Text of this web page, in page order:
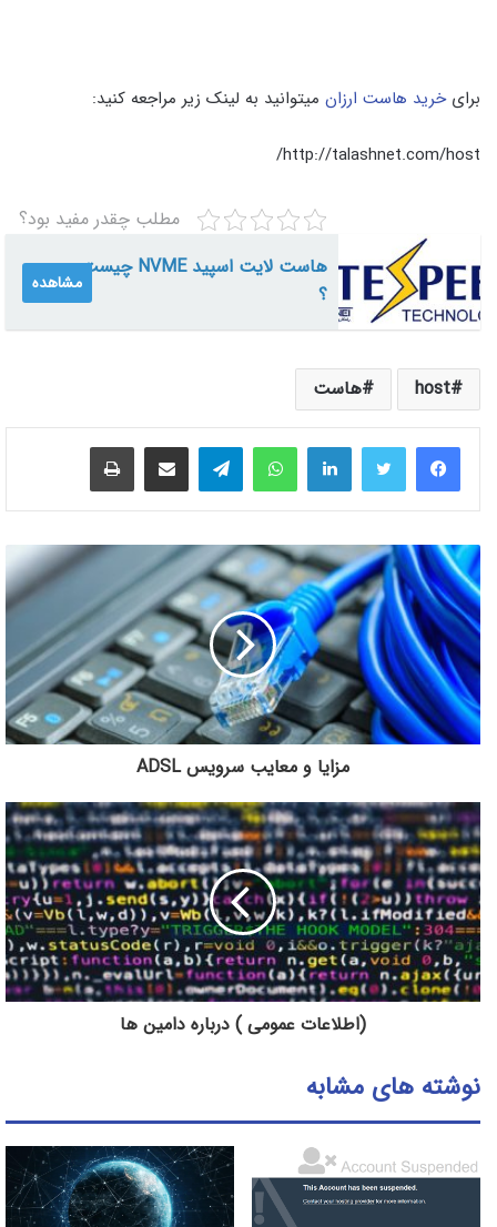
برایخرید هاست ارزان میتوانید به لینک زیر مراجعه کنید:
http://talashnet.com/host/
مطلب چقدر مفید بود؟
هاست لایت اسپید NVME چیست
؟
مشاهده
host هاست
لینکدینواتس آپ تلگرام اشتراک گذاری از طریق ایمیل چاپ
مزایا و معایب سرویس ADSL
(اطلاعات عمومی ) درباره دامین ها
نوشته های مشابه